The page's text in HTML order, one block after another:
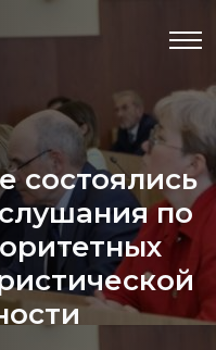
состоялись
по